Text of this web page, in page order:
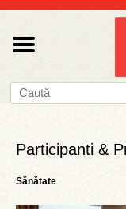
Participanti &
Sănătate